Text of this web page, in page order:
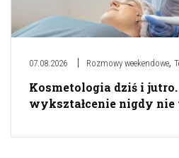
07.08.2026 Rozmowy weekendowe,
Kosmetologia dziś i jutro.
wykształcenie nigdy